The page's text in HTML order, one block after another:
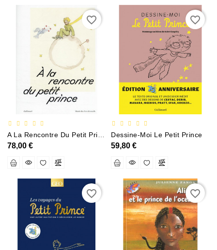
Encyclopédies
Documentation
Entreprise,économie
Fantasy
Et
Science-
Jeunesse
Merchandising
Littérature
Générale
78,00 €
favorite_border
Dessine-Moi Le Petit Prince
59,80 €
favorite_border
favorite_border favorite_border